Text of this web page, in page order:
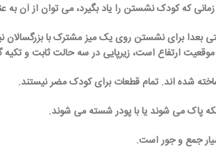
که کودک نشستن را یاد بگیرد، می توان از آن به
برای نشستن روی یک میز مشترک با بزرگسالان
ارتفاع است، زیرپایی در سه حالت ثابت و
شده اند. تمام قطعات برای کودک مضر نیستند.
پاک می شوند یا با پودر شسته می شوند.
جمع و جور است.